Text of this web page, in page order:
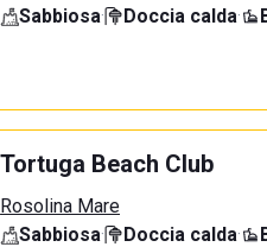
Sabbiosa· Doccia calda·
Tortuga Beach Club
Rosolina Mare
Sabbiosa· Doccia calda·